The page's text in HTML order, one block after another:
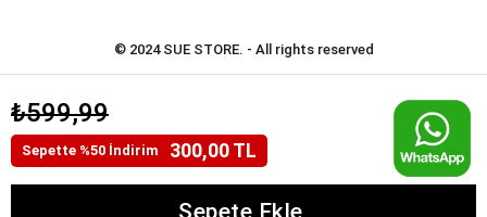
₺599,99
Sepette %50 İndirim 300,00 TL
© 2024 SUE STORE. - All rights reserved